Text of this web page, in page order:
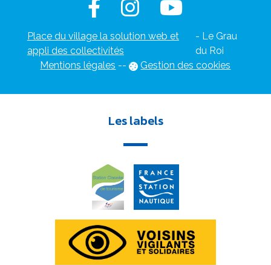
Place du village la solution web et
appli des collectivités
- Le Grau
du Roi
Mentions légales -- Gestion des cookies
Les labels